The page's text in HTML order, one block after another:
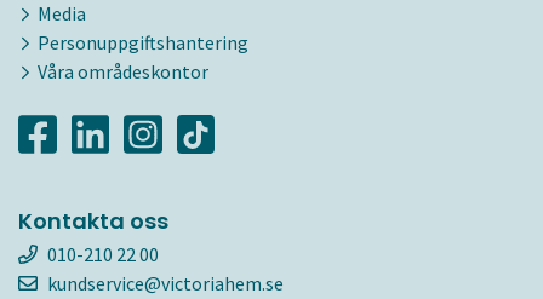
Media
Personuppgiftshantering
Våra områdeskontor
Kontakta oss
010-210 22 00
kundservice@victoriahem.se